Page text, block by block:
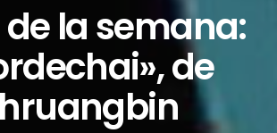
de la semana:
de